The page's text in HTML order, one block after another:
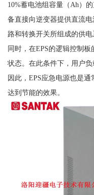
10%蓄电池组容量（Ah）
备直接向逆变器提供直流
路和转换开关所组成的供
同时，在EPS的逻辑控制
状态。在此条件下，用户
因此，EPS应急电源也是
达到节能的效果。